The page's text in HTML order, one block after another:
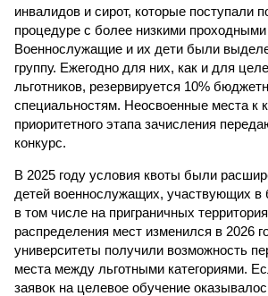
инвалидов и сирот, которые поступали
процедуре с более низкими
Военнослужащие и их дети были
группу. Ежегодно для них, как и для
льготников, резервируется 10%
специальностям. Неосвоенные места к
приоритетного этапа зачисления
конкурс.
В 2025 году условия квоты были
детей военнослужащих, участвующих в
в том числе на приграничных
распределения мест изменился в 2026
университеты получили возможность
места между льготными категориями.
заявок на целевое обучение